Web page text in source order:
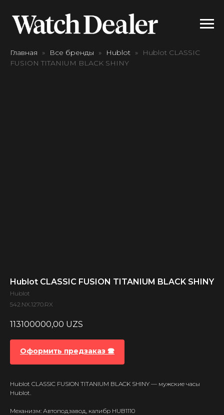
Главная Все бренды Hublot
Hublot CLASSIC
FUSION TITANIUM BLACK SHINY
Hublot CLASSIC FUSION TITANIUM BLACK SHINY
Hublot
542.NX.1270.RX
113100000,00 UZS
Оформить предзаказ 🕿
Hublot CLASSIC FUSION TITANIUM BLACK SHINY — мужские часы
Hublot.
Механизм: Автоподзавод, калибр HUB1110